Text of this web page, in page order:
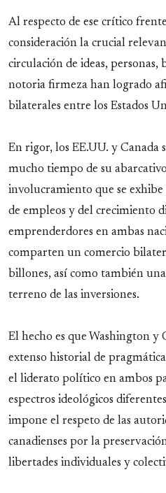
Al respecto de ese crítico
consideración la crucial
circulación de ideas, personas,
notoria firmeza han logrado
bilaterales entre los Estados
En rigor, los EE.UU. y Canada
mucho tiempo de su
involucramiento que se
de empleos y del crecimiento
emprenderdores en ambas
comparten un comercio
billones, así como también
terreno de las inversiones.
El hecho es que Washington
extenso historial de
el liderato político en ambos
espectros ideológicos
impone el respeto de las
canadienses por la
libertades individuales y